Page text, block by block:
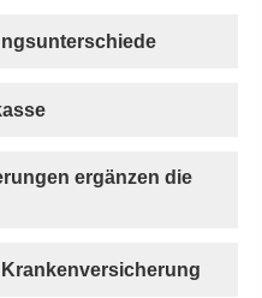
ergänzen die